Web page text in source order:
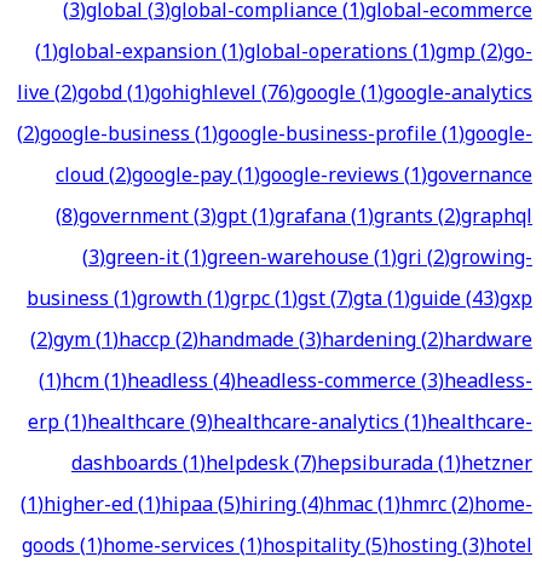
(3)global(3)global-compliance(1)global-ecommerce
(1)global-expansion(1)global-operations(1)gmp(2)go-
live(2)gobd(1)gohighlevel(76)google(1)google-analytics
(2)google-business(1)google-business-profile(1)google-
cloud(2)google-pay(1)google-reviews(1)governance
(8)government(3)gpt(1)grafana(1)grants(2)graphql
(3)green-it(1)green-warehouse(1)gri(2)growing-
business(1)growth(1)grpc(1)gst(7)gta(1)guide(43)gxp
(2)gym(1)haccp(2)handmade(3)hardening(2)hardware
(1)hcm(1)headless(4)headless-commerce(3)headless-
erp(1)healthcare(9)healthcare-analytics(1)healthcare-
dashboards(1)helpdesk(7)hepsiburada(1)hetzner
(1)higher-ed(1)hipaa(5)hiring(4)hmac(1)hmrc(2)home-
goods(1)home-services(1)hospitality(5)hosting(3)hotel